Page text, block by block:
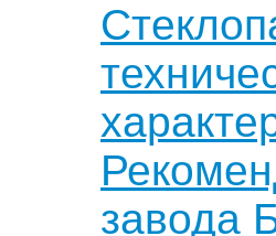
завода